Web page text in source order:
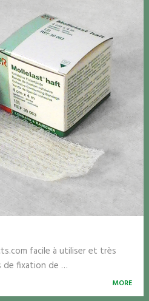
facile à utiliser et très
de fixation de …
MORE